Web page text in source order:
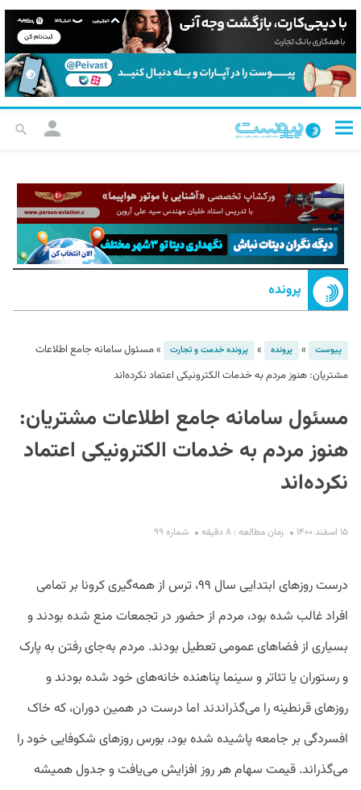
پرونده
پیوست » پرونده » پرونده خدمت و تجارت »مسئول سامانه جامع اطلاعات
مشتریان: هنوز مردم به خدمات الکترونیکی اعتماد نکرده‌اند
مسئول سامانه جامع اطلاعات مشتریان:
هنوز مردم به خدمات الکترونیکی اعتماد
نکرده‌اند
۱۵ اسفند ۱۴۰۰ زمان مطالعه : ۸ دقیقه شماره ۹۹
درست روزهای ابتدایی سال ۹۹، ترس از همه‌گیری کرونا بر تمامی
افراد غالب شده بود، مردم از حضور در تجمعات منع شده بودند و
بسیاری از فضاهای عمومی تعطیل بودند. مردم به‌جای رفتن به پارک
و رستوران یا تئاتر و سینما پناهنده خانه‌های خود شده بودند و
روزهای قرنطینه را می‌گذراندند اما درست در همین دوران، که خاک
افسردگی بر جامعه پاشیده شده بود، بورس روزهای شکوفایی خود را
می‌گذراند. قیمت سهام هر روز افزایش می‌یافت و جدول همیشه